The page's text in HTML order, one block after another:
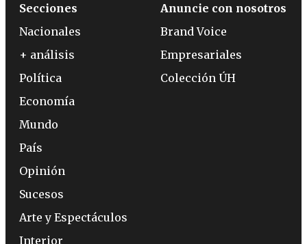
Secciones
Nacionales
+ análisis
Política
Economía
Mundo
País
Opinión
Sucesos
Arte y Espectáculos
Interior
Anuncie con nosotros
Brand Voice
Empresariales
Colección ÚH